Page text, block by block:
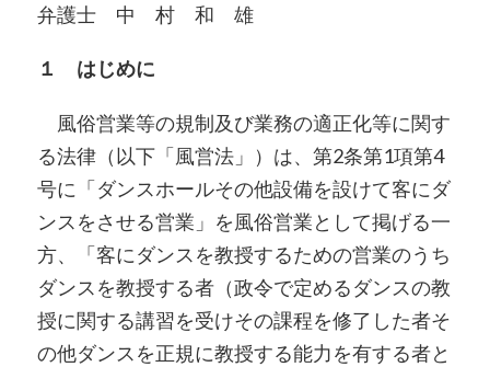
弁護士 中 村 和 雄
１ はじめに
風俗営業等の規制及び業務の適正化等に関す
る法律（以下「風営法」）は、第2条第1項第4
号に「ダンスホールその他設備を設けて客にダ
ンスをさせる営業」を風俗営業として掲げる一
方、「客にダンスを教授するための営業のうち
ダンスを教授する者（政令で定めるダンスの教
授に関する講習を受けその課程を修了した者そ
の他ダンスを正規に教授する能力を有する者と